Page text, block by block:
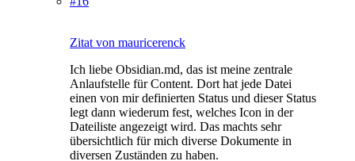
Zitat von mauricerenck
Ich liebe Obsidian.md, das ist meine zentrale
Anlaufstelle für Content. Dort hat jede Datei
einen von mir definierten Status und dieser Status
legt dann wiederum fest, welches Icon in der
Dateiliste angezeigt wird. Das machts sehr
übersichtlich für mich diverse Dokumente in
diversen Zuständen zu haben.